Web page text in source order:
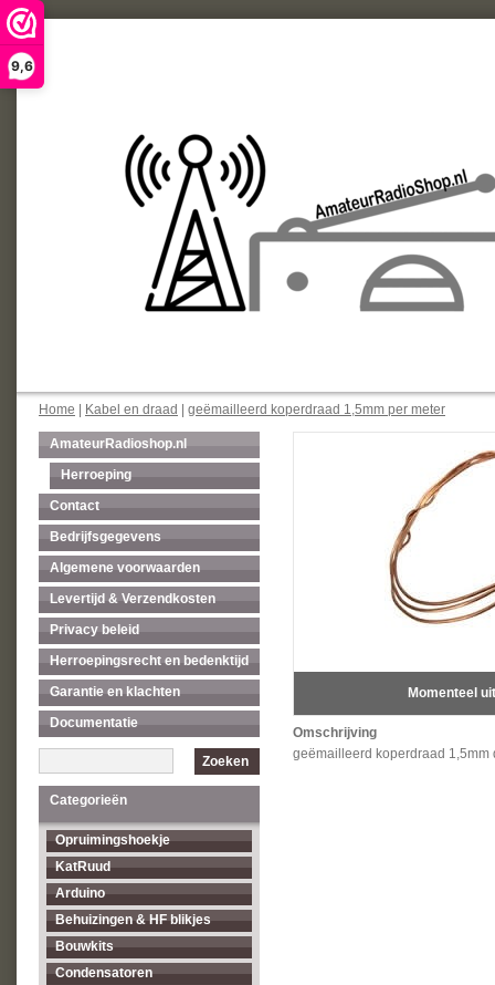
9,6
Home Kabel en draad geëmailleerd koperdraad 1,5mm per meter
AmateurRadioshop.nl
Herroeping
Contact
Bedrijfsgegevens
Algemene voorwaarden
Levertijd & Verzendkosten
Privacy beleid
Herroepingsrecht en bedenktijd
Garantie en klachten
Documentatie
Zoeken
Categorieën
Opruimingshoekje
KatRuud
Arduino
Behuizingen & HF blikjes
Bouwkits
Condensatoren
Momenteel
Omschrijving
geëmailleerd koperdraad